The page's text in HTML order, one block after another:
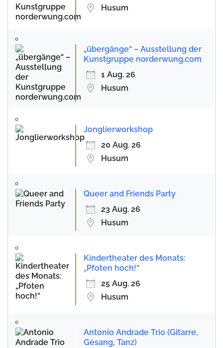
Husum
„übergänge“ – Ausstellung der
Kunstgruppe norderwung.com
1 Aug. 26
Husum
Jonglierworkshop
20 Aug. 26
Husum
Queer and Friends Party
23 Aug. 26
Husum
Kindertheater des Monats:
„Pfoten hoch!“
25 Aug. 26
Husum
Antonio Andrade Trio (Gitarre,
Gesang, Tanz)